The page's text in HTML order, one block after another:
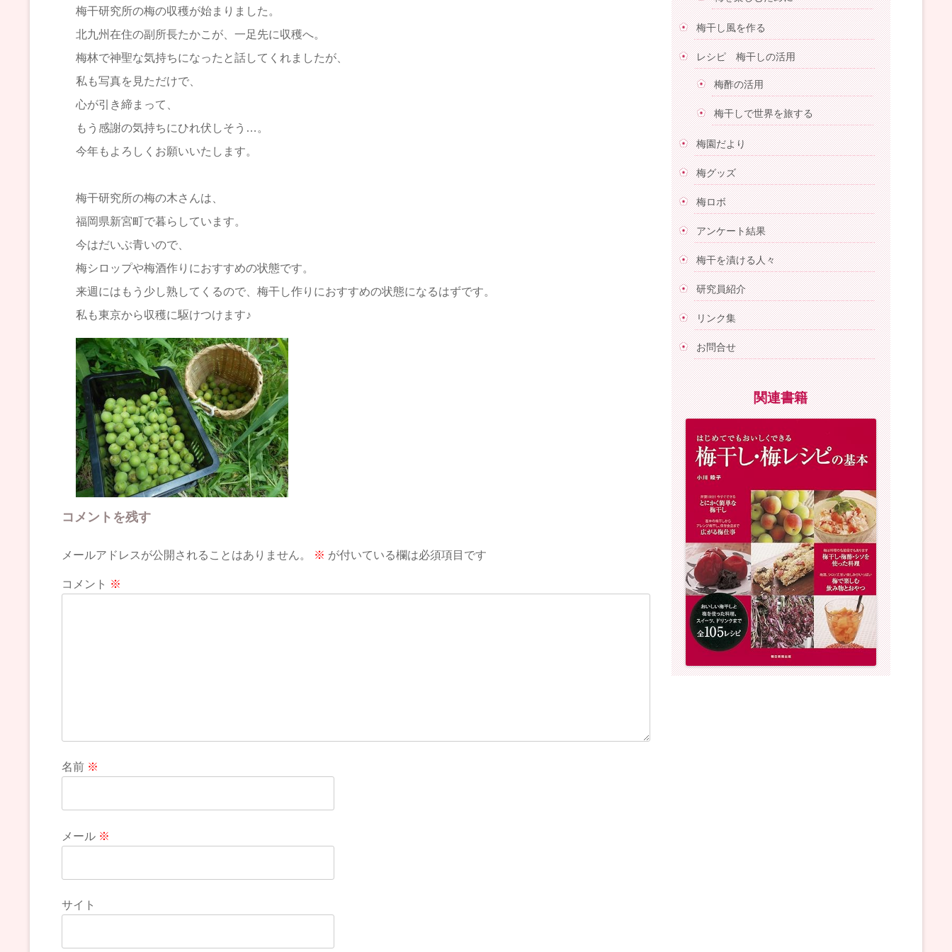
梅干研究所の梅の収穫が始まりました。
北九州在住の副所長たかこが、一足先に収穫へ。
梅林で神聖な気持ちになったと話してくれましたが、
私も写真を見ただけで、
心が引き締まって、
もう感謝の気持ちにひれ伏しそう…。
今年もよろしくお願いいたします。
梅干研究所の梅の木さんは、
福岡県新宮町で暮らしています。
今はだいぶ青いので、
梅シロップや梅酒作りにおすすめの状態です。
来週にはもう少し熟してくるので、梅干し作りにおすすめの状態になるはずです。
私も東京から収穫に駆けつけます♪
コメントを残す
メールアドレスが公開されることはありません。 ※ が付いている欄は必須項目です
コメント ※
名前 ※
メール ※
サイト
梅干し風を作る
レシピ 梅干しの活用
梅酢の活用
梅干しで世界を旅する
梅園だより
梅グッズ
梅ロボ
アンケート結果
梅干を漬ける人々
研究員紹介
リンク集
お問合せ
関連書籍